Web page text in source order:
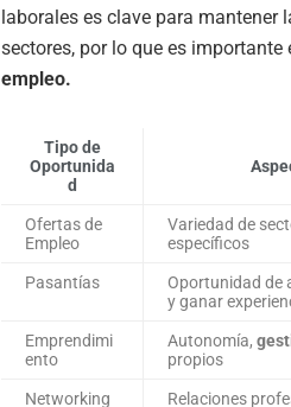
laborales es clave para mantener
sectores, por lo que es
empleo.
Tipo de
Oportunida
d
Ofertas de
Empleo
Variedad de
específicos
Pasantías
Oportunidad de
y ganar
Emprendimi
ento
Autonomía,
propios
Networking
Relaciones